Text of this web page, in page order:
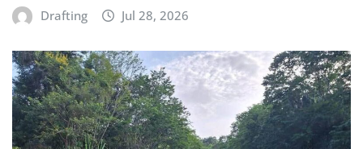
Drafting Jul 28, 2026